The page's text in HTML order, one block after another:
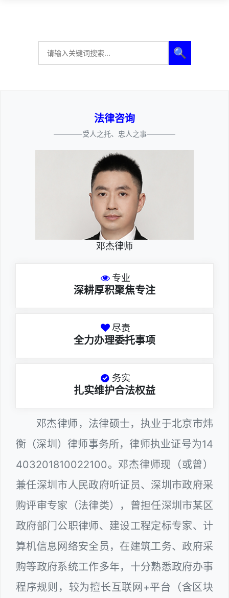
🔍
法律咨询
————受人之托、忠人之事————
邓杰律师
专业
深耕厚积聚焦专注
尽责
全力办理委托事项
务实
扎实维护合法权益
邓杰律师，法律硕士，执业于北京市炜
衡（深圳）律师事务所，律师执业证号为14
403201810022100。邓杰律师现（或曾）
兼任深圳市人民政府听证员、深圳市政府采
购评审专家（法律类），曾担任深圳市某区
政府部门公职律师、建设工程定标专家、计
算机信息网络安全员，在建筑工务、政府采
购等政府系统工作多年，十分熟悉政府办事
程序规则，较为擅长互联网+平台（含区块